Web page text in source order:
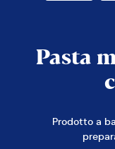
Pasta
Prodotto a